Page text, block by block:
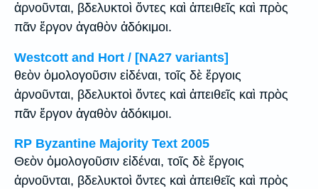
ἀρνοῦνται, βδελυκτοὶ ὄντες καὶ ἀπειθεῖς καὶ πρὸς
πᾶν ἔργον ἀγαθὸν ἀδόκιμοι.
Westcott and Hort / [NA27 variants]
θεὸν ὁμολογοῦσιν εἰδέναι, τοῖς δὲ ἔργοις
ἀρνοῦνται, βδελυκτοὶ ὄντες καὶ ἀπειθεῖς καὶ πρὸς
πᾶν ἔργον ἀγαθὸν ἀδόκιμοι.
RP Byzantine Majority Text 2005
Θεὸν ὁμολογοῦσιν εἰδέναι, τοῖς δὲ ἔργοις
ἀρνοῦνται, βδελυκτοὶ ὄντες καὶ ἀπειθεῖς καὶ πρὸς